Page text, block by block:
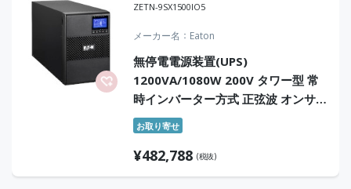
ZETN-9SX1500IO5
メーカー名 Eaton
無停電電源装置(UPS)
1200VA/1080W 200V タワー型 常
時インバーター方式 正弦波 オンサイ
ト5年保証付
お取り寄せ
¥482,788 (税抜)